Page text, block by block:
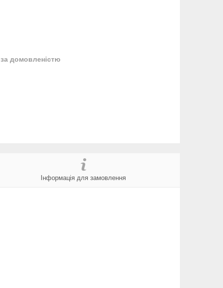
за домовленістю
Інформація для замовлення